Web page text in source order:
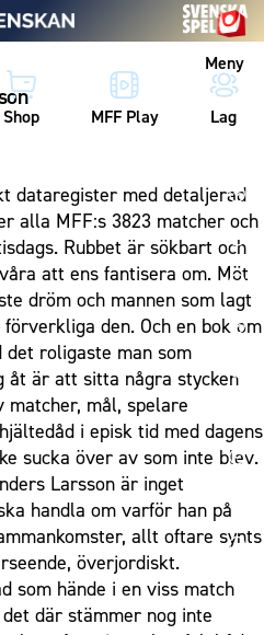
Meny
Shop MFF Play Lag
för miljön
dataregister med detaljerad
alla MFF:s 3823 matcher och
Rubbet är sökbart och
att ens fantisera om. Möt
dröm och mannen som lagt
den. Och en bok om
det roligaste man som
åt är att sitta några stycken
matcher, mål, spelare
i episk tid med dagens
sucka över av som inte blev.
Larsson är inget
handla om varför han på
allt oftare synts
överjordiskt.
som hände i en viss match
där stämmer nog inte